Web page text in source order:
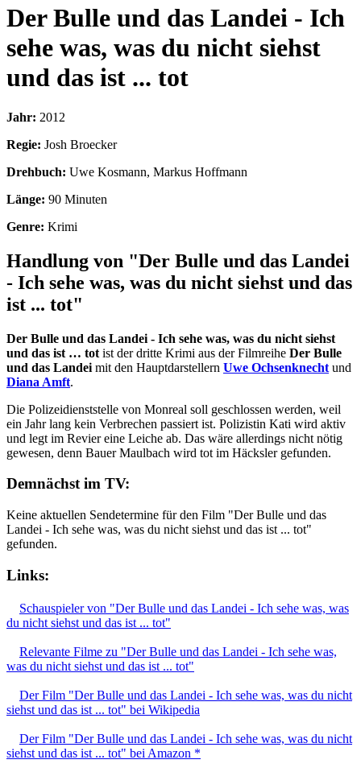
Der Bulle und das Landei - Ich
sehe was, was du nicht siehst
und das ist ... tot
Jahr: 2012
Regie: Josh Broecker
Drehbuch: Uwe Kosmann, Markus Hoffmann
Länge: 90 Minuten
Genre: Krimi
Handlung von "Der Bulle und das Landei
- Ich sehe was, was du nicht siehst und das
ist ... tot"
Der Bulle und das Landei - Ich sehe was, was du nicht siehst
und das ist … tot ist der dritte Krimi aus der Filmreihe Der Bulle
und das Landei mit den Hauptdarstellern Uwe Ochsenknecht und
Diana Amft.
Die Polizeidienststelle von Monreal soll geschlossen werden, weil
ein Jahr lang kein Verbrechen passiert ist. Polizistin Kati wird aktiv
und legt im Revier eine Leiche ab. Das wäre allerdings nicht nötig
gewesen, denn Bauer Maulbach wird tot im Häcksler gefunden.
Demnächst im TV:
Keine aktuellen Sendetermine für den Film "Der Bulle und das
Landei - Ich sehe was, was du nicht siehst und das ist ... tot"
gefunden.
Links:
Schauspieler von "Der Bulle und das Landei - Ich sehe was, was
du nicht siehst und das ist ... tot"
Relevante Filme zu "Der Bulle und das Landei - Ich sehe was,
was du nicht siehst und das ist ... tot"
Der Film "Der Bulle und das Landei - Ich sehe was, was du nicht
siehst und das ist ... tot" bei Wikipedia
Der Film "Der Bulle und das Landei - Ich sehe was, was du nicht
siehst und das ist ... tot" bei Amazon *